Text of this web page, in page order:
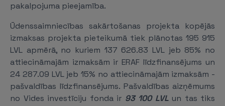
pakalpojuma pieejamība.
Ūdenssaimniecības sakārtošanas projekta kopējās
izmaksas projekta pieteikumā tiek plānotas 195 915
LVL apmērā, no kuriem 137 626.83 LVL jeb 85% no
attiecināmajām izmaksām ir ERAF līdzfinansējums un
24 287.09 LVL jeb 15% no attiecināmajām izmaksām -
pašvaldības līdzfinansējums. Pašvaldības aizņēmums
no Vides investīciju fonda ir 93 100 LVLun tas tiks